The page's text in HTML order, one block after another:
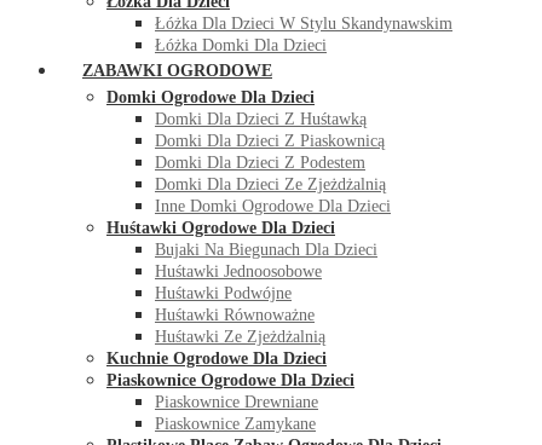
Łóżka Dla Dzieci W Stylu Skandynawskim
Łóżka Domki Dla Dzieci
ZABAWKI OGRODOWE
Domki Ogrodowe Dla Dzieci
Domki Dla Dzieci Z Huśtawką
Domki Dla Dzieci Z Piaskownicą
Domki Dla Dzieci Z Podestem
Domki Dla Dzieci Ze Zjeżdżalnią
Inne Domki Ogrodowe Dla Dzieci
Huśtawki Ogrodowe Dla Dzieci
Bujaki Na Biegunach Dla Dzieci
Huśtawki Jednoosobowe
Huśtawki Podwójne
Huśtawki Równoważne
Huśtawki Ze Zjeżdżalnią
Kuchnie Ogrodowe Dla Dzieci
Piaskownice Ogrodowe Dla Dzieci
Piaskownice Drewniane
Piaskownice Zamykane